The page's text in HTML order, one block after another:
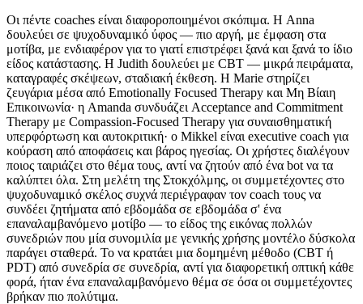
Οι πέντε coaches είναι διαφοροποιημένοι σκόπιμα. Η Anna
δουλεύει σε ψυχοδυναμικό ύφος — πιο αργή, με έμφαση στα
μοτίβα, με ενδιαφέρον για το γιατί επιστρέφει ξανά και ξανά το ίδιο
είδος κατάστασης. Η Judith δουλεύει με CBT — μικρά πειράματα,
καταγραφές σκέψεων, σταδιακή έκθεση. Η Marie στηρίζει
ζευγάρια μέσα από Emotionally Focused Therapy και Μη Βίαιη
Επικοινωνία· η Amanda συνδυάζει Acceptance and Commitment
Therapy με Compassion-Focused Therapy για συναισθηματική
υπερφόρτωση και αυτοκριτική· ο Mikkel είναι executive coach για
κούραση από αποφάσεις και βάρος ηγεσίας. Οι χρήστες διαλέγουν
ποιος ταιριάζει στο θέμα τους, αντί να ζητούν από ένα bot να τα
καλύπτει όλα. Στη μελέτη της Στοκχόλμης, οι συμμετέχοντες στο
ψυχοδυναμικό σκέλος συχνά περιέγραφαν τον coach τους να
συνδέει ζητήματα από εβδομάδα σε εβδομάδα σ' ένα
επαναλαμβανόμενο μοτίβο — το είδος της εικόνας πολλών
συνεδριών που μία συνομιλία με γενικής χρήσης μοντέλο δύσκολα
παράγει σταθερά. Το να κρατάει μια δομημένη μέθοδο (CBT ή
PDT) από συνεδρία σε συνεδρία, αντί για διαφορετική οπτική κάθε
φορά, ήταν ένα επαναλαμβανόμενο θέμα σε όσα οι συμμετέχοντες
βρήκαν πιο πολύτιμα.